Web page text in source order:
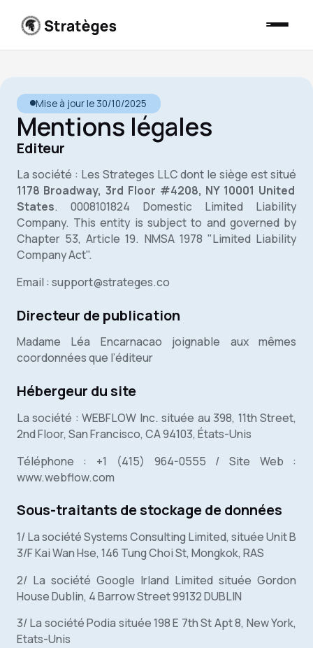
Mise à jour le 30/10/2025
Mentions légales
Editeur
La société : Les Strateges LLC dont le siège est situé
1178 Broadway, 3rd Floor #4208, NY 10001 United
States. 0008101824 Domestic Limited Liability
Company. This entity is subject to and governed by
Chapter 53, Article 19. NMSA 1978 "Limited Liability
Company Act".
Email : support@strateges.co
Directeur de publication
Madame Léa Encarnacao joignable aux mêmes
coordonnées que l’éditeur
Hébergeur du site
La société : WEBFLOW Inc. située au 398, 11th Street,
2nd Floor, San Francisco, CA 94103, États-Unis
Téléphone : +1 (415) 964-0555 / Site Web :
www.webflow.com
Sous-traitants de stockage de données
1/ La société Systems Consulting Limited, située Unit B
3/F Kai Wan Hse, 146 Tung Choi St, Mongkok, RAS
2/ La société Google Irland Limited située Gordon
House Dublin, 4 Barrow Street 99132 DUBLIN
3/ La société Podia située 198 E 7th St Apt 8, New York,
Etats-Unis